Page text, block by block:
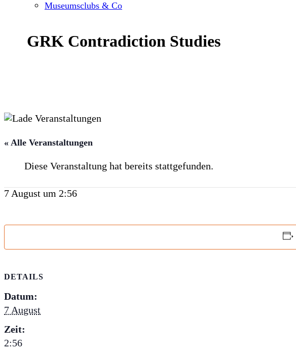
Museumsclubs & Co
GRK Contradiction Studies
« Alle Veranstaltungen
Diese Veranstaltung hat bereits stattgefunden.
7 August um 2:56
DETAILS
Datum:
7 August
Zeit:
2:56